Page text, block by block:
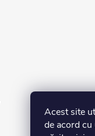
Acest site
de acord